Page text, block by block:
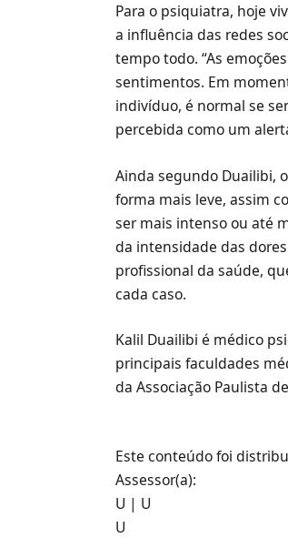
Para o psiquiatra, hoje
a influência das redes
tempo todo. “As
sentimentos. Em
indivíduo, é normal se
percebida como um
Ainda segundo Duailibi,
forma mais leve, assim
ser mais intenso ou até
da intensidade das
profissional da saúde,
cada caso.
Kalil Duailibi é médico
principais faculdades
da Associação Paulista
Este conteúdo foi
Assessor(a):
U | U
U